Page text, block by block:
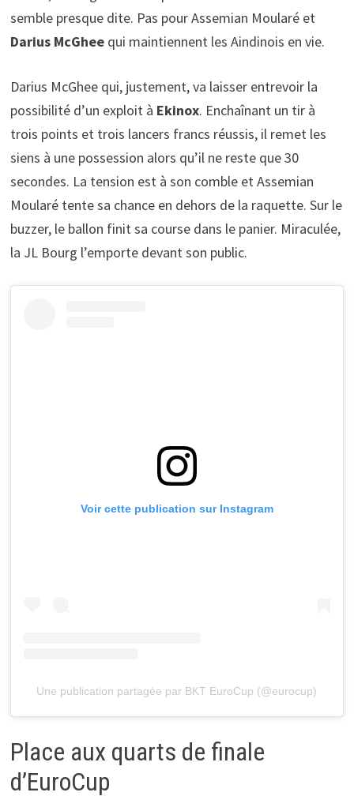
semble presque dite. Pas pour Assemian Moularé et
Darius McGhee qui maintiennent les Aindinois en vie.
Darius McGhee qui, justement, va laisser entrevoir la
possibilité d’un exploit à Ekinox. Enchaînant un tir à
trois points et trois lancers francs réussis, il remet les
siens à une possession alors qu’il ne reste que 30
secondes. La tension est à son comble et Assemian
Moularé tente sa chance en dehors de la raquette. Sur le
buzzer, le ballon finit sa course dans le panier. Miraculée,
la JL Bourg l’emporte devant son public.
Voir cette publication sur Instagram
Une publication partagée par BKT EuroCup (@eurocup)
Place aux quarts de finale
d’EuroCup